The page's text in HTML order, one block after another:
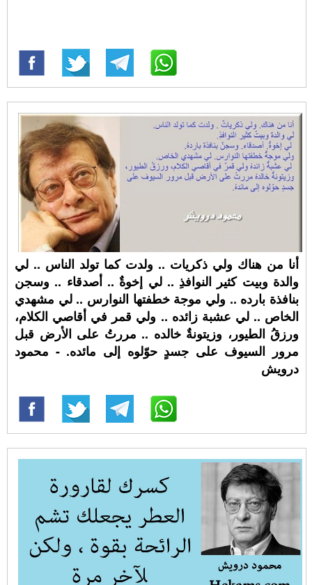
أنا من هناك ولي ذكريات .. ولدت كما تولد الناس .. لي
والدة وبيت كثير النوافذِ .. لي إخوةٌ .. أصدقاء .. وسجن
بنافذة بارده .. ولي موجة خطفتها النوارس .. لي مشهدي
الخاص .. لي عشبة زائده .. ولي قمر في أقاصي الكلام،
ورزقُ الطيور، وزيتونةٌ خالده .. مررتُ على الأرض قبل
مرور السيوف على جسدٍ حوّلوه إلى مائده. - محمود
درويش